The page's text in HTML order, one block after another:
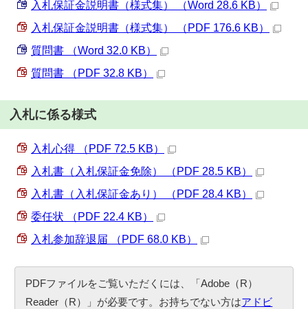
入札保証金説明書（様式集） （Word 28.6 KB）
入札保証金説明書（様式集） （PDF 176.6 KB）
質問書 （Word 32.0 KB）
質問書 （PDF 32.8 KB）
入札に係る様式
入札心得 （PDF 72.5 KB）
入札書（入札保証金免除） （PDF 28.5 KB）
入札書（入札保証金あり） （PDF 28.4 KB）
委任状 （PDF 22.4 KB）
入札参加辞退届 （PDF 68.0 KB）
PDFファイルをご覧いただくには、「Adobe（R）
Reader（R）」が必要です。お持ちでない方はアドビ